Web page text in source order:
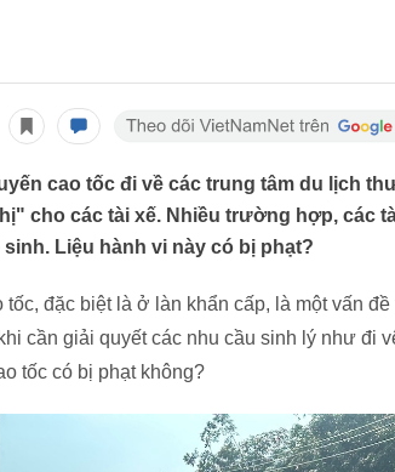
cao tốc đi về các trung tâm du lịch
cho các tài xế. Nhiều trường hợp, các
Liệu hành vi này có bị phạt?
tốc, đặc biệt là ở làn khẩn cấp, là một vấn
cần giải quyết các nhu cầu sinh lý như đi
tốc có bị phạt không?